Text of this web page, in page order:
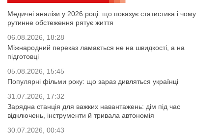
Медичні аналізи у 2026 році: що показує статистика і чому
рутинне обстеження рятує життя
06.08.2026, 18:28
Міжнародний переказ ламається не на швидкості, а на
підготовці
05.08.2026, 15:45
Популярні фільми року: що зараз дивляться українці
31.07.2026, 17:32
Зарядна станція для важких навантажень: дім під час
відключень, інструменти й тривала автономія
30.07.2026, 00:43